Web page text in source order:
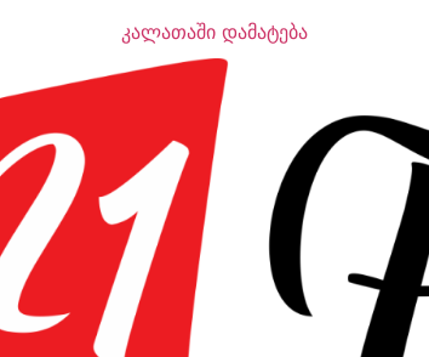
კალათაში დამატება